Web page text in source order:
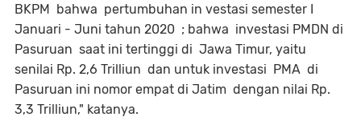
BKPM bahwa pertumbuhan in vestasi semester I
Januari - Juni tahun 2020 ; bahwa investasi PMDN di
Pasuruan saat ini tertinggi di Jawa Timur, yaitu
senilai Rp. 2,6 Trilliun dan untuk investasi PMA di
Pasuruan ini nomor empat di Jatim dengan nilai Rp.
3,3 Trilliun," katanya.